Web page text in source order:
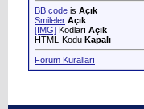
BB code is Açık
Smileler Açık
[IMG] Kodları Açık
HTML-Kodu Kapalı
Forum Kuralları